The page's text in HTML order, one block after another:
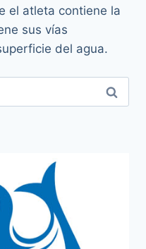
el atleta contiene la
sus vías
del agua.